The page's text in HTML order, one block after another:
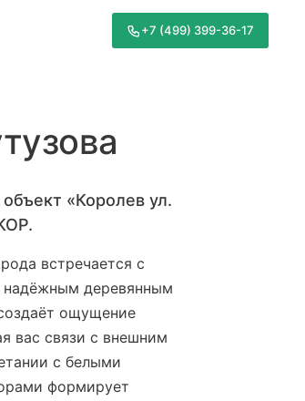
+7 (499) 399-36-17
«Королев ул.
встречается с
надёжным деревянным
ощущение
вас связи с внешним
с белыми
формирует